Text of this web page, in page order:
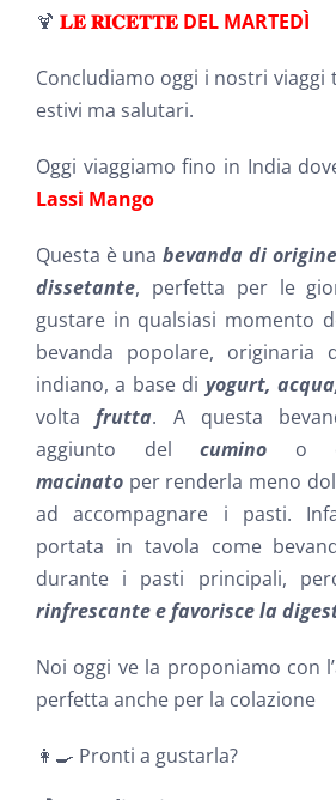
🍹 𝐋𝐄 𝐑𝐈𝐂𝐄𝐓𝐓𝐄 DEL MARTEDÌ
Concludiamo oggi i nostri viaggi
estivi ma salutari.
Oggi viaggiamo fino in India
Lassi Mango
Questa è unabevanda di
dissetante, perfetta per le
gustare in qualsiasi momento
bevanda popolare, originaria
indiano, a base di yogurt,
voltafrutta. A questa
aggiunto delcumino o
macinatoper renderla meno
ad accompagnare i pasti.
portata in tavola come
durante i pasti principali,
rinfrescante e favorisce la
Noi oggi ve la proponiamo con
perfetta anche per la colazione
👩‍🍳 Pronti a gustarla?